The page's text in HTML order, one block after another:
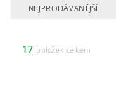
NEJPRODÁVANĚJŠÍ
17 položek celkem